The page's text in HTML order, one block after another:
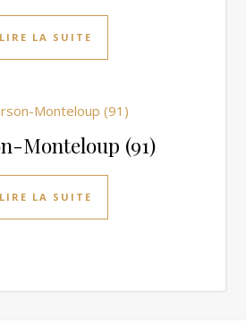
LIRE LA SUITE
Monteloup (91)
LIRE LA SUITE